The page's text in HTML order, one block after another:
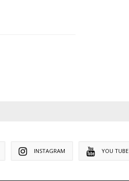
INSTAGRAM YOU TUBE